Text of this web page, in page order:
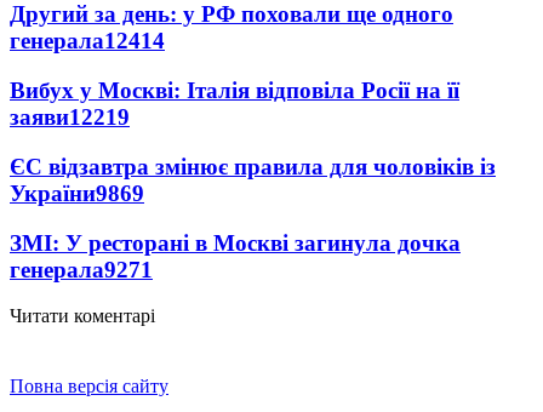
Другий за день: у РФ поховали ще одного
генерала12414
Вибух у Москві: Італія відповіла Росії на її
заяви12219
ЄС відзавтра змінює правила для чоловіків із
України9869
ЗМІ: У ресторані в Москві загинула дочка
генерала9271
Читати коментарі
Повна версія сайту